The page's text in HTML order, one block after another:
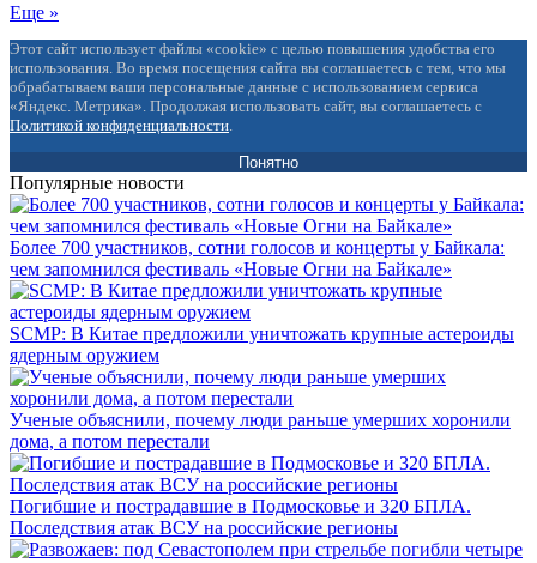
Еще »
Этот сайт использует файлы «cookie» с целью повышения удобства его
использования. Во время посещения сайта вы соглашаетесь с тем, что мы
обрабатываем ваши персональные данные с использованием сервиса
«Яндекс. Метрика». Продолжая использовать сайт, вы соглашаетесь с
Политикой конфиденциальности
Понятно
Популярные новости
Более 700 участников, сотни голосов и концерты у Байкала:
чем запомнился фестиваль «Новые Огни на Байкале»
SCMP: В Китае предложили уничтожать крупные астероиды
ядерным оружием
Ученые объяснили, почему люди раньше умерших хоронили
дома, а потом перестали
Погибшие и пострадавшие в Подмосковье и 320 БПЛА.
Последствия атак ВСУ на российские регионы